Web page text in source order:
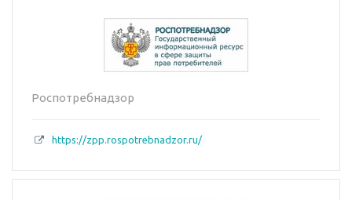
Роспотребнадзор
https://zpp.rospotrebnadzor.ru/